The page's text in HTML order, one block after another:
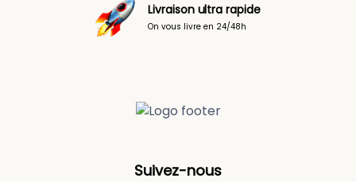
Livraison ultra rapide
On vous livre en 24/48h
Suivez-nous